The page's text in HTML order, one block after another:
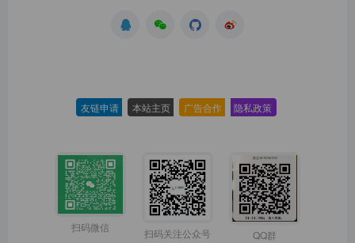
友链申请 本站主页 广告合作 隐私政策
扫码微信 扫码关注公众号 QQ群